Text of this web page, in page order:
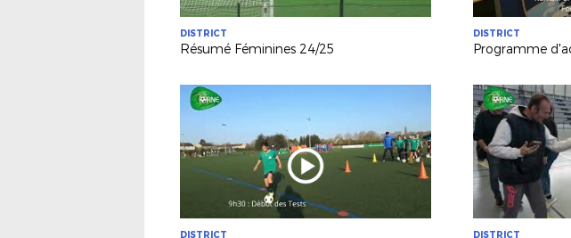
DISTRICT
Résumé Féminines 24/25
DISTRICT
DISTRICT DISTRICT